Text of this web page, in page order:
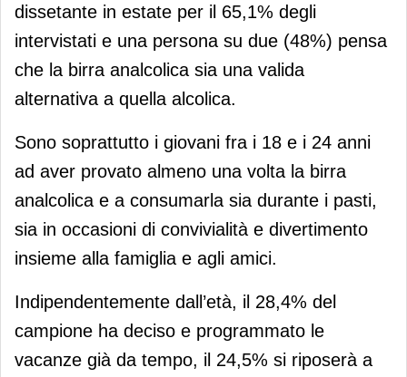
dissetante in estate per il 65,1% degli
intervistati e una persona su due (48%) pensa
che la birra analcolica sia una valida
alternativa a quella alcolica.
Sono soprattutto i giovani fra i 18 e i 24 anni
ad aver provato almeno una volta la birra
analcolica e a consumarla sia durante i pasti,
sia in occasioni di convivialità e divertimento
insieme alla famiglia e agli amici.
Indipendentemente dall’età, il 28,4% del
campione ha deciso e programmato le
vacanze già da tempo, il 24,5% si riposerà a